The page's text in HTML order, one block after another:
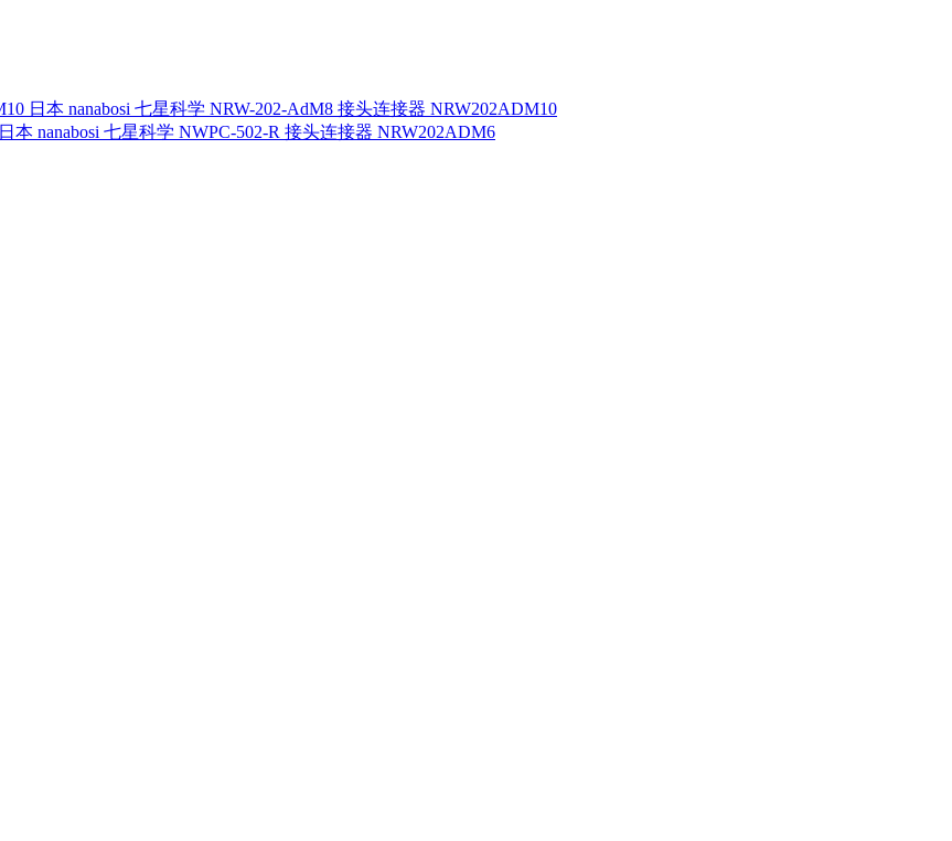
日本 nanabosi 七星科学 NRW-202-AdM8 接头连接器 NRW202ADM10
日本 nanabosi 七星科学 NWPC-502-R 接头连接器 NRW202ADM6